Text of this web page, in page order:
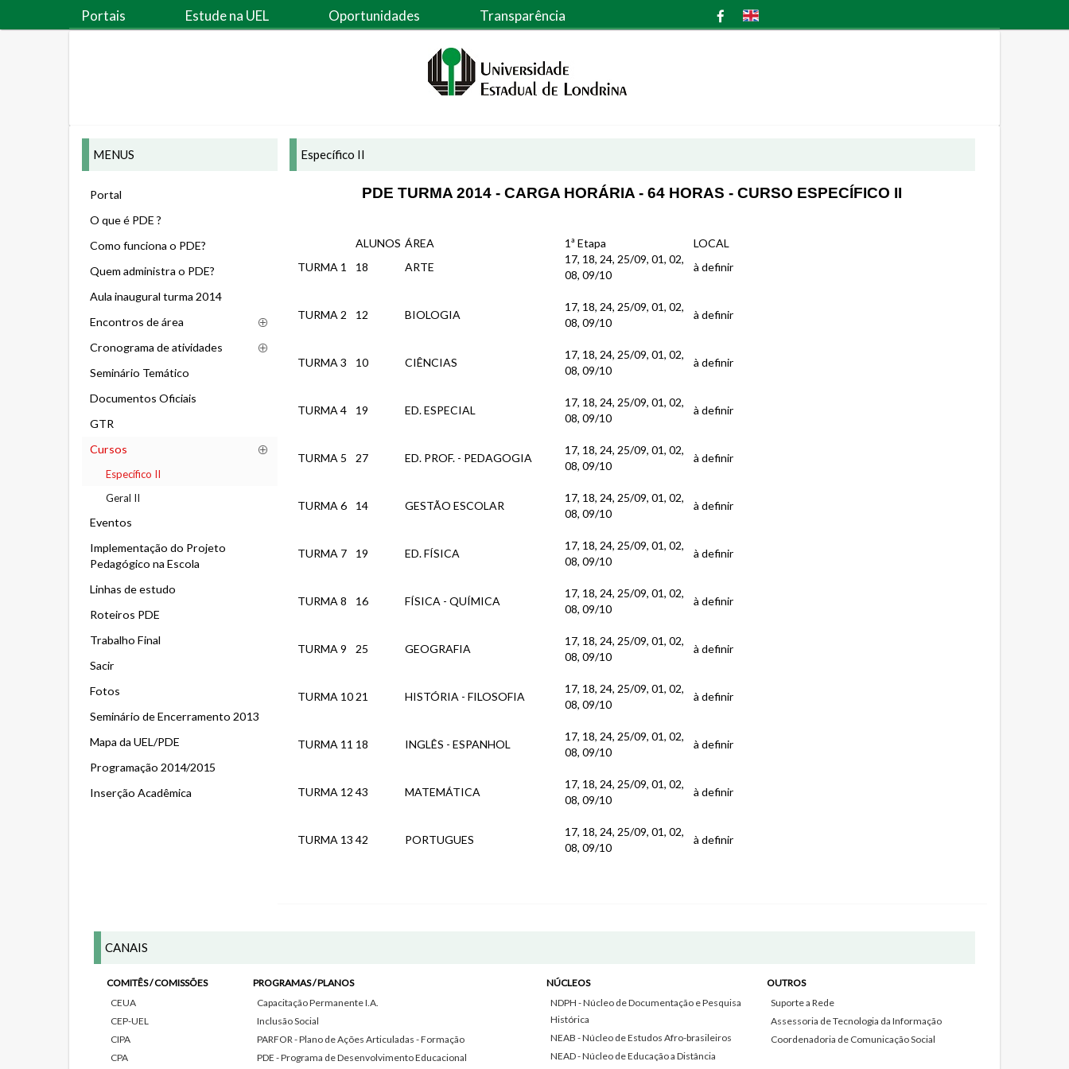
Portais Estude na UEL Oportunidades Transparência
MENUS
Portal
O que é PDE ?
Como funciona o PDE?
Quem administra o PDE?
Aula inaugural turma 2014
Encontros de área
Cronograma de atividades
Seminário Temático
Documentos Oficiais
GTR
Cursos
Específico II
Geral II
Eventos
Implementação do Projeto
Pedagógico na Escola
Linhas de estudo
Roteiros PDE
Trabalho Final
Sacir
Fotos
Seminário de Encerramento 2013
Mapa da UEL/PDE
Programação 2014/2015
Inserção Acadêmica
Específico II
PDE TURMA 2014 - CARGA HORÁRIA - 64 HORAS - CURSO ESPECÍFICO II
ALUNOS ÁREA 1ª Etapa
LOCAL
TURMA 1
18 ARTE
17, 18, 24, 25/09, 01, 02,
08, 09/10
à definir
TURMA 2 12 BIOLOGIA
17, 18, 24, 25/09, 01, 02,
08, 09/10
à definir
TURMA 3 10 CIÊNCIAS
17, 18, 24, 25/09, 01, 02,
08, 09/10
à definir
TURMA 4 19 ED. ESPECIAL
17, 18, 24, 25/09, 01, 02,
08, 09/10
à definir
TURMA 5 27 ED. PROF. - PEDAGOGIA
17, 18, 24, 25/09, 01, 02,
08, 09/10
à definir
TURMA 6 14 GESTÃO ESCOLAR
17, 18, 24, 25/09, 01, 02,
08, 09/10
à definir
TURMA 7 19 ED. FÍSICA
17, 18, 24, 25/09, 01, 02,
08, 09/10
à definir
TURMA 8 16 FÍSICA - QUÍMICA
17, 18, 24, 25/09, 01, 02,
08, 09/10
à definir
TURMA 9 25 GEOGRAFIA
17, 18, 24, 25/09, 01, 02,
08, 09/10
à definir
TURMA 10 21 HISTÓRIA - FILOSOFIA
17, 18, 24, 25/09, 01, 02,
08, 09/10
à definir
TURMA 11 18 INGLÊS - ESPANHOL
17, 18, 24, 25/09, 01, 02,
08, 09/10
à definir
TURMA 12 43 MATEMÁTICA
17, 18, 24, 25/09, 01, 02,
08, 09/10
à definir
TURMA 13 42 PORTUGUES
17, 18, 24, 25/09, 01, 02,
08, 09/10
à definir
CANAIS
COMITÊS / COMISSÕES
CEUA
CEP-UEL
CIPA
CPA
PROGRAMAS / PLANOS
Capacitação Permanente I.A.
Inclusão Social
PARFOR - Plano de Ações Articuladas - Formação
PDE - Programa de Desenvolvimento Educacional
NÚCLEOS
NDPH - Núcleo de Documentação e Pesquisa
Histórica
NEAB - Núcleo de Estudos Afro-brasileiros
NEAD - Núcleo de Educação a Distância
OUTROS
Suporte a Rede
Assessoria de Tecnologia da Informação
Coordenadoria de Comunicação Social